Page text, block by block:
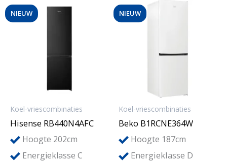
NIEUW
Koel-vriescombinaties
Hisense RB440N4AFC
Hoogte 202cm
Energieklasse C
NIEUW
Koel-vriescombinaties
Beko B1RCNE364W
Hoogte 187cm
Energieklasse D